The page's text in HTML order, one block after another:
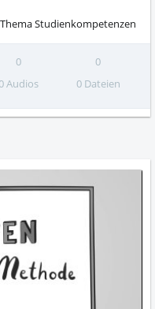
Studienkompetenzen
0
Audios
0
0 Dateien